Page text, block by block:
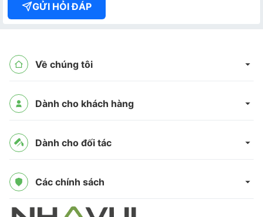
GỬI HỎI ĐÁP
Về chúng tôi
Dành cho khách hàng
Dành cho đối tác
Các chính sách